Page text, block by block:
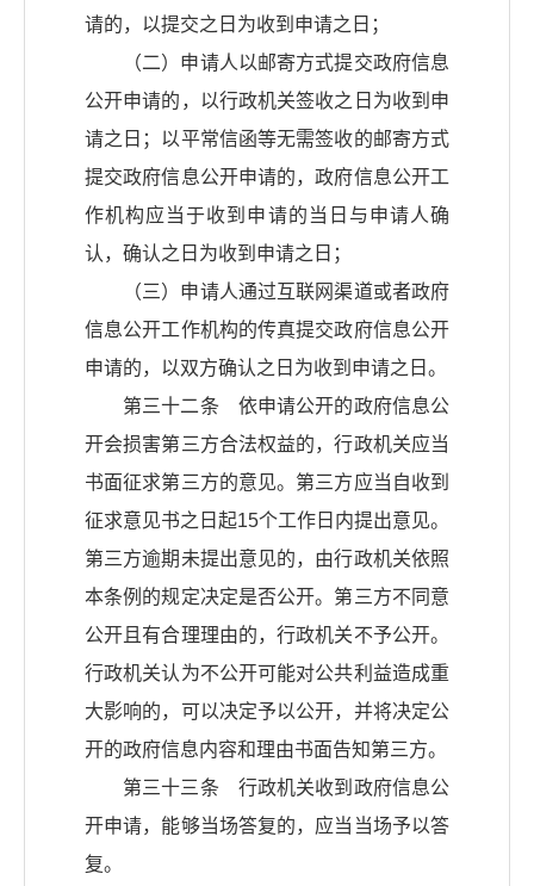
请的，以提交之日为收到申请之日；
（二）申请人以邮寄方式提交政府信息
公开申请的，以行政机关签收之日为收到申
请之日；以平常信函等无需签收的邮寄方式
提交政府信息公开申请的，政府信息公开工
作机构应当于收到申请的当日与申请人确
认，确认之日为收到申请之日；
（三）申请人通过互联网渠道或者政府
信息公开工作机构的传真提交政府信息公开
申请的，以双方确认之日为收到申请之日。
第三十二条 依申请公开的政府信息公
开会损害第三方合法权益的，行政机关应当
书面征求第三方的意见。第三方应当自收到
征求意见书之日起15个工作日内提出意见。
第三方逾期未提出意见的，由行政机关依照
本条例的规定决定是否公开。第三方不同意
公开且有合理理由的，行政机关不予公开。
行政机关认为不公开可能对公共利益造成重
大影响的，可以决定予以公开，并将决定公
开的政府信息内容和理由书面告知第三方。
第三十三条 行政机关收到政府信息公
开申请，能够当场答复的，应当当场予以答
复。